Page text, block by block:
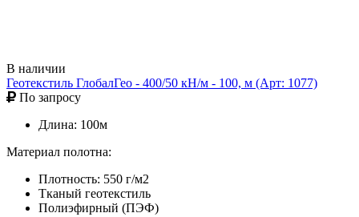
В наличии
Геотекстиль ГлобалГео - 400/50 кН/м - 100, м (Арт: 1077)
По запросу
Длина: 100м
Материал полотна:
Плотность: 550 г/м2
Тканый геотекстиль
Полиэфирный (ПЭФ)